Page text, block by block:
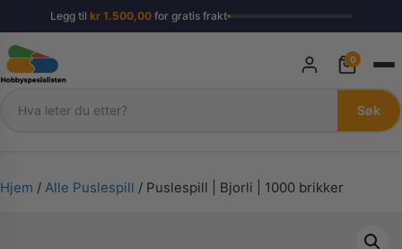
Legg til kr1.500,00for gratis frakt
Søk
Søk
0
Hjem / Alle Puslespill / Puslespill | Bjorli | 1000 brikker